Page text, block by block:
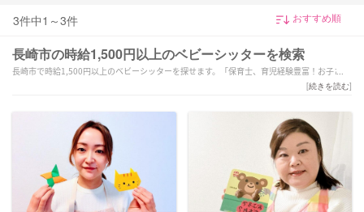
3件中1 ～3件
長崎市の時給1,500円以上のベビーシッターを検索
長崎市で時給1,500円以上のベビーシッターを探せます。「保育士、育児経験豊富！お子さま
ホテルでのサポート可」「保育歴２１年！0歳〜６歳まで経験ありホテルでの預かり外出先で
のサポートも可能」などの強みを持つシッターが対応いたします。長崎市で様々なスキルを
持ったサポーターの中から、ご予算や依頼内容に合わせて選んでいただけます。
[続きを読む]